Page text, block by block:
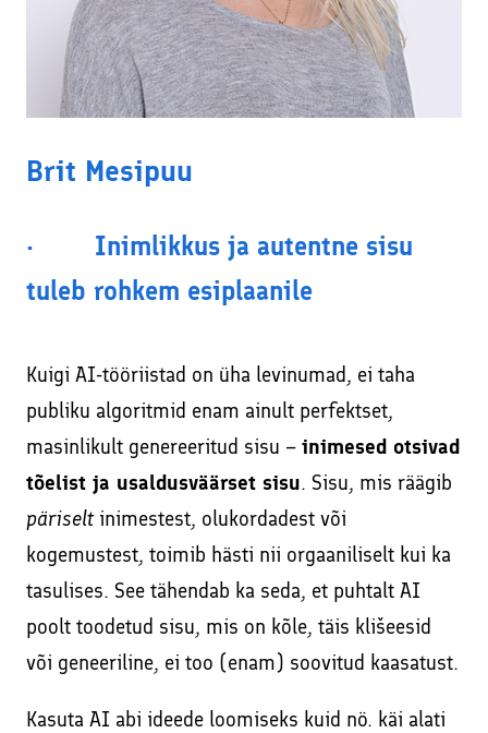
Brit Mesipuu
· Inimlikkus ja autentne sisu
tuleb rohkem esiplaanile
Kuigi AI-tööriistad on üha levinumad, ei taha
publiku algoritmid enam ainult perfektset,
masinlikult genereeritud sisu – inimesed otsivad
tõelist ja usaldusväärset sisu. Sisu, mis räägib
päriseltinimestest, olukordadest või
kogemustest, toimib hästi nii orgaaniliselt kui ka
tasulises. See tähendab ka seda, et puhtalt AI
poolt toodetud sisu, mis on kõle, täis klišeesid
või geneeriline, ei too (enam) soovitud kaasatust.
Kasuta AI abi ideede loomiseks kuid nö. käi alati